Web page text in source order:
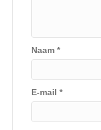
Naam *
E-mail *